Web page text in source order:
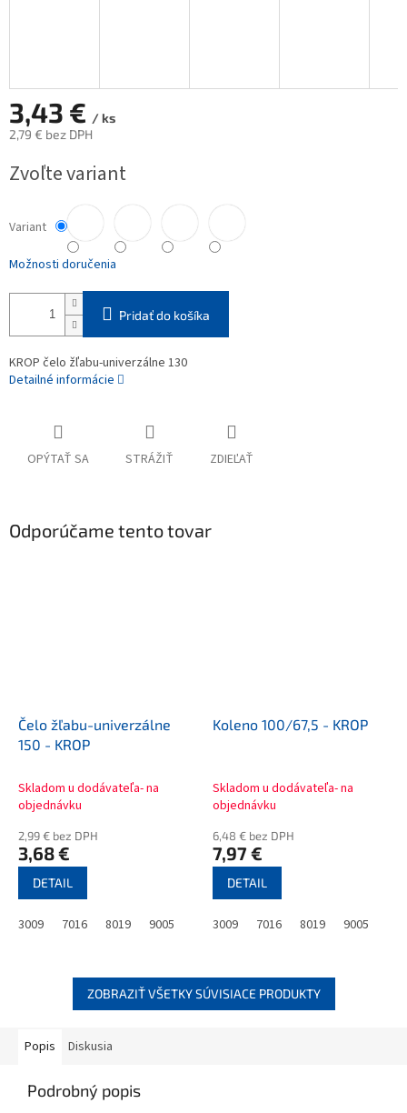
3,43 € / ks
2,79 € bez DPH
cena:
Zvoľte variant
Variant
Možnosti doručenia
Pridať do košíka
KROP čelo žľabu-univerzálne 130
Detailné informácie
OPÝTAŤ SA STRÁŽIŤ ZDIEĽAŤ
Odporúčame tento tovar
Čelo žľabu-univerzálne
150 - KROP
Skladom u dodávateľa- na
objednávku
2,99 € bez DPH
3,68 €
DETAIL
3009 7016 8019 9005
Koleno 100/67,5 - KROP
Skladom u dodávateľa- na
objednávku
6,48 € bez DPH
7,97 €
DETAIL
3009 7016 8019 9005
ZOBRAZIŤ VŠETKY SÚVISIACE PRODUKTY
Popis Diskusia
Podrobný popis